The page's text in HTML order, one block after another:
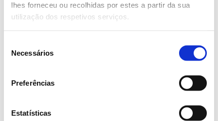
lhes forneceu ou recolhidas por estes a partir da sua
utilização dos respetivos serviços.
Necessários
Preferências
Estatísticas
– Monitorizar populações de uma bactéria
mutualista durante a infeção do nemátodo;
usando fagos contra bactérias associadas a este
Universidade Católica Portuguesa